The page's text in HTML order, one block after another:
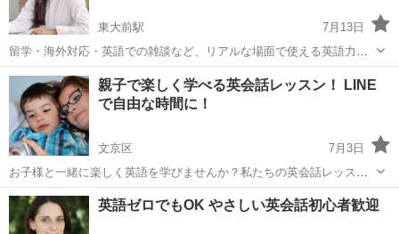
東大前駅
7月13日
留学・海外対応・英語での雑談など、リアルな場面で使える英語力を
伸ばす実践型レッスンです。 ネイティブ講師との会話を通して、 自然
なフレーズ・リアクション・雑談力まで身につけていきます。 ビジネ
ス英語だけでなく、...
東京 文京区 東大前駅 英会話 海外
親子で楽しく学べる英会話レッスン！ LINE
で自由な時間に！
文京区
7月3日
お子様と一緒に楽しく英語を学びませんか？私たちの英会話レッスン
なら、忙しい日常の中でも隙間時間を活用して、親子で楽しく学べま
す！ 「親が話せないけども子供に英語を話せるようになりたい」を
「一緒に話せるようになる！」 ...
東京 文京区 英語 親子
英語ゼロでもOK やさしい英会話初心者歓迎